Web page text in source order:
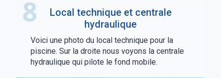
Local technique et centrale
hydraulique
Voici une photo du local technique pour la
piscine. Sur la droite nous voyons la centrale
hydraulique qui pilote le fond mobile.